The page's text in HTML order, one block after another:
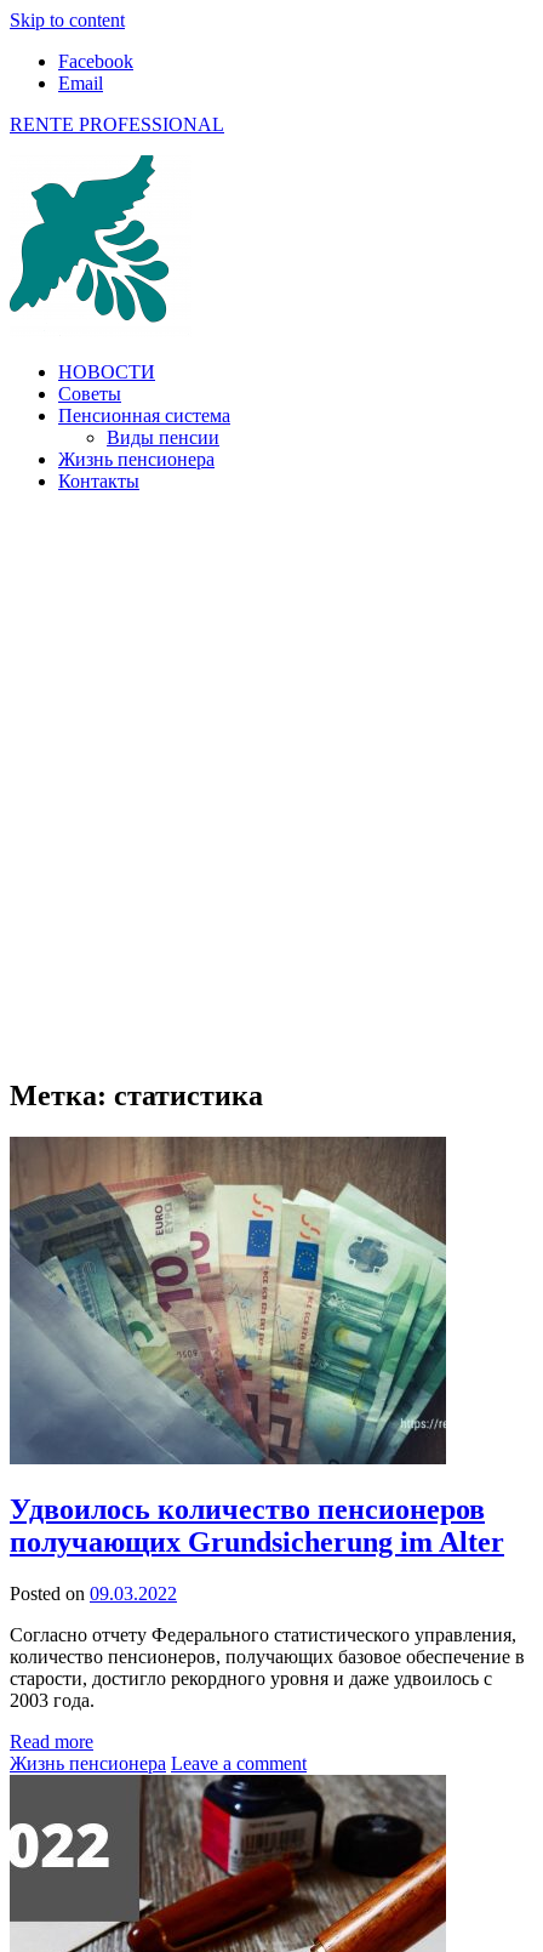
Skip to content
Facebook
Email
RENTE PROFESSIONAL
О пенсиях в ЕС и не только
НОВОСТИ
Советы
Пенсионная система
Виды пенсии
Жизнь пенсионера
Контакты
Метка: статистика
Удвоилось количество пенсионеров
получающих Grundsicherung im Alter
Posted on 09.03.2022
Согласно отчету Федерального статистического управления,
количество пенсионеров, получающих базовое обеспечение в
старости, достигло рекордного уровня и даже удвоилось с
2003 года.
Read more
Жизнь пенсионера Leave a comment